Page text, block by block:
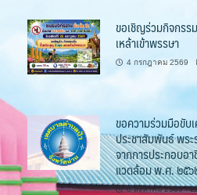
ขอเชิญร่วมกิจกร
เหล้าเข้าพรรษา
4 กรกฎาคม 2569
ขอความร่วมมือขับ
ประชาสัมพันธ์ พร
จากการประกอบอ
แวดล้อม พ.ศ. ๒๕
6 สิงหาคม 2569